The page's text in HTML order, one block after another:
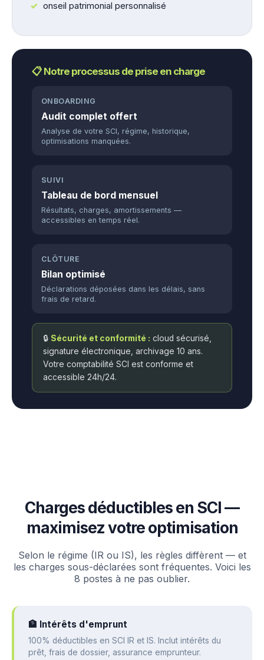
onseil patrimonial personnalisé
📋 Notre processus de prise en charge
ONBOARDING
Audit complet offert
Analyse de votre SCI, régime, historique,
optimisations manquées.
SUIVI
Tableau de bord mensuel
Résultats, charges, amortissements —
accessibles en temps réel.
CLÔTURE
Bilan optimisé
Déclarations déposées dans les délais, sans
frais de retard.
🔒 Sécurité et conformité : cloud sécurisé,
signature électronique, archivage 10 ans.
Votre comptabilité SCI est conforme et
accessible 24h/24.
Charges déductibles en SCI —
maximisez votre optimisation
Selon le régime (IR ou IS), les règles diffèrent — et
les charges sous-déclarées sont fréquentes. Voici les
8 postes à ne pas oublier.
🏦 Intérêts d'emprunt
100% déductibles en SCI IR et IS. Inclut intérêts du
prêt, frais de dossier, assurance emprunteur.